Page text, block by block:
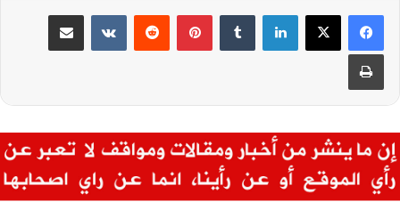
لينكدإن بينتيريست مشاركة عبر البريد
طباعة